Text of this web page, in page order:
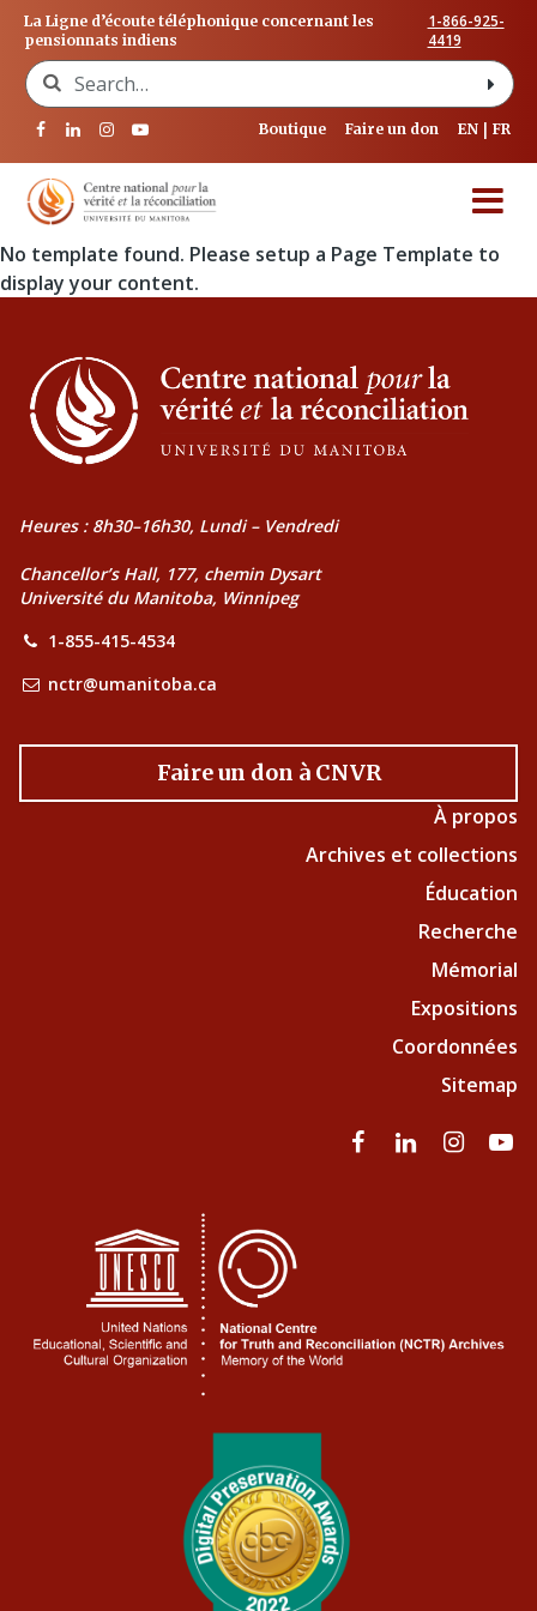
La Ligne d’écoute téléphonique concernant les
pensionnats indiens
1-866-925-
4419
Search for:
Boutique Faire un don EN FR
No template found. Please setup a Page Template to
display your content.
Heures : 8h30–16h30, Lundi – Vendredi
Chancellor’s Hall, 177, chemin Dysart
Université du Manitoba, Winnipeg
1-855-415-4534
nctr@umanitoba.ca
Faire un don à CNVR
À propos
Archives et collections
Éducation
Recherche
Mémorial
Expositions
Coordonnées
Sitemap